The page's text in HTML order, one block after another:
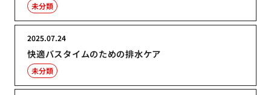
未分類
快適バスタイムのための排水ケア
2025.07.24
未分類